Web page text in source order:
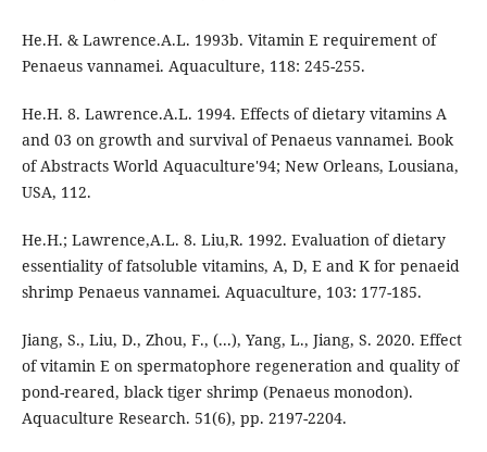
He.H. & Lawrence.A.L. 1993b. Vitamin E requirement of
Penaeus vannamei. Aquaculture, 118: 245-255.
He.H. 8. Lawrence.A.L. 1994. Effects of dietary vitamins A
and 03 on growth and survival of Penaeus vannamei. Book
of Abstracts World Aquaculture'94; New Orleans, Lousiana,
USA, 112.
He.H.; Lawrence,A.L. 8. Liu,R. 1992. Evaluation of dietary
essentiality of fatsoluble vitamins, A, D, E and K for penaeid
shrimp Penaeus vannamei. Aquaculture, 103: 177-185.
Jiang, S., Liu, D., Zhou, F., (...), Yang, L., Jiang, S. 2020. Effect
of vitamin E on spermatophore regeneration and quality of
pond-reared, black tiger shrimp (Penaeus monodon).
Aquaculture Research. 51(6), pp. 2197-2204.